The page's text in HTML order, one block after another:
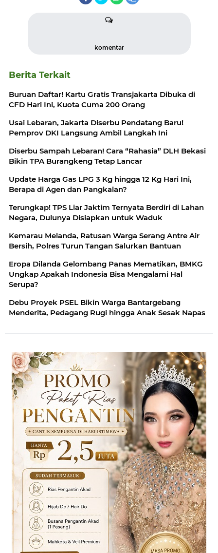
komentar
Berita Terkait
Buruan Daftar! Kartu Gratis Transjakarta Dibuka di
CFD Hari Ini, Kuota Cuma 200 Orang
Usai Lebaran, Jakarta Diserbu Pendatang Baru!
Pemprov DKI Langsung Ambil Langkah Ini
Diserbu Sampah Lebaran! Cara “Rahasia” DLH Bekasi
Bikin TPA Burangkeng Tetap Lancar
Update Harga Gas LPG 3 Kg hingga 12 Kg Hari Ini,
Berapa di Agen dan Pangkalan?
Terungkap! TPS Liar Jaktim Ternyata Berdiri di Lahan
Negara, Dulunya Disiapkan untuk Waduk
Kemarau Melanda, Ratusan Warga Serang Antre Air
Bersih, Polres Turun Tangan Salurkan Bantuan
Eropa Dilanda Gelombang Panas Mematikan, BMKG
Ungkap Apakah Indonesia Bisa Mengalami Hal
Serupa?
Debu Proyek PSEL Bikin Warga Bantargebang
Menderita, Pedagang Rugi hingga Anak Sesak Napas